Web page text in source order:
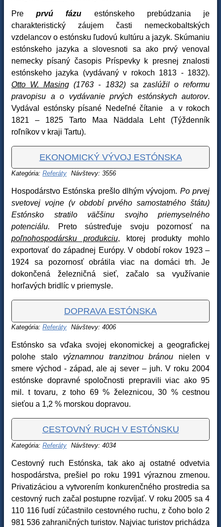
Preprvú fázu estónskeho prebúdzania je
charakteristický záujem časti nemeckobaltských
vzdelancov o estónsku ľudovú kultúru a jazyk. Skúmaniu
estónskeho jazyka a slovesnoti sa ako prvý venoval
nemecky písaný časopis Príspevky k presnej znalosti
estónskeho jazyka (vydávaný v rokoch 1813 - 1832).
Otto W. Masing (1763 - 1832) sa zaslúžil o reformu
pravopisu a o vydávanie prvých estónskych autorov.
Vydával estónsky písané Nedeľné čítanie a v rokoch
1821 – 1825 Tarto Maa Näddala Leht (Týždenník
roľníkov v kraji Tartu).
EKONOMICKÝ VÝVOJ ESTÓNSKA
Kategória: Referáty Návštevy: 3556
Hospodárstvo Estónska prešlo dlhým vývojom. Po prvej
svetovej vojne (v období prvého samostatného štátu)
Estónsko stratilo väčšinu svojho priemyselného
potenciálu. Preto sústreďuje svoju pozornosť na
poľnohospodársku produkciu, ktorej produkty mohlo
exportovať do západnej Európy. V období rokov 1923 –
1924 sa pozornosť obrátila viac na domáci trh. Je
dokončená železničná sieť, začalo sa využívanie
horľavých bridlíc v priemysle.
DOPRAVA ESTÓNSKA
Kategória: Referáty Návštevy: 4006
Estónsko sa vďaka svojej ekonomickej a geografickej
polohe stalo významnou tranzitnou bránou nielen v
smere východ - západ, ale aj sever – juh. V roku 2004
estónske dopravné spoločnosti prepravili viac ako 95
mil. t tovaru, z toho 69 % železnicou, 30 % cestnou
sieťou a 1,2 % morskou dopravou.
CESTOVNÝ RUCH V ESTÓNSKU
Kategória: Referáty Návštevy: 4034
Cestovný ruch Estónska, tak ako aj ostatné odvetvia
hospodárstva, prešiel po roku 1991 výraznou zmenou.
Privatizáciou a vytvorením konkurenčného prostredia sa
cestovný ruch začal postupne rozvíjať. V roku 2005 sa 4
110 116 ľudí zúčastnilo cestovného ruchu, z čoho bolo 2
981 536 zahraničných turistov. Najviac turistov prichádza